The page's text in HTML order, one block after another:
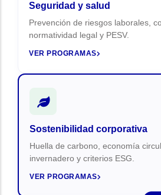
Seguridad y salud
Prevención de riesgos laborales,
normatividad legal y PESV.
VER PROGRAMAS
Sostenibilidad corporativa
Huella de carbono, economía
invernadero y criterios ESG.
VER PROGRAMAS